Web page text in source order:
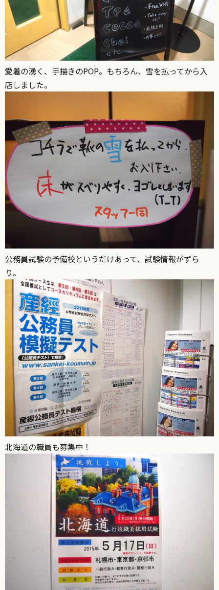
愛着の湧く、手描きのPOP。もちろん、雪を払ってから入
店しました。
公務員試験の予備校というだけあって、試験情報がずら
り。
北海道の職員も募集中！